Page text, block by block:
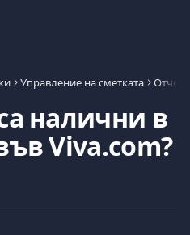
Управление на сметката Отчети
налични в
Viva.com?